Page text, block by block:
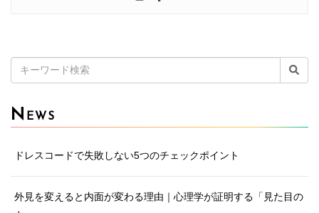
索:
N EWS
ドレスコードで失敗しない5つのチェックポイント
外見を変えると内面が変わる理由｜心理学が証明する「見た目の